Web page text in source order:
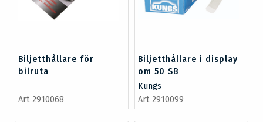
Biljetthållare för
bilruta
Art 2910068
Biljetthållare i display
om 50 SB
Kungs
Art 2910099